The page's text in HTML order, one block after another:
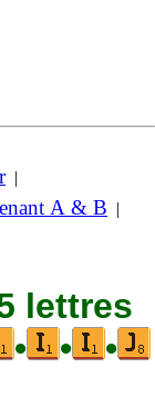
|
A & B |
lettres
• • •